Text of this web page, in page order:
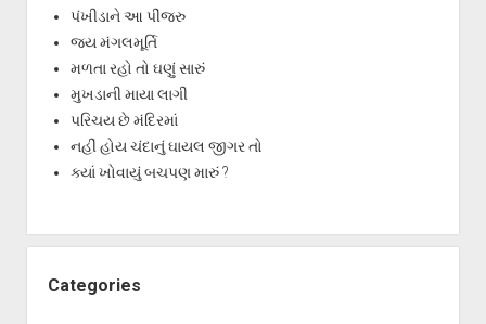
પંખીડાને આ પીંજરુ
જય મંગલમૂર્તિ
મળતા રહો તો ઘણું સારું
મુખડાની માયા લાગી
પરિચય છે મંદિરમાં
નહીં હોય ચંદાનું ઘાયલ જીગર તો
ક્યાં ખોવાયું બચપણ મારું ?
Categories